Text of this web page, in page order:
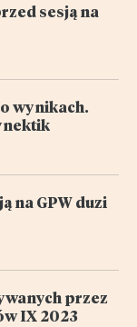
sesją na
wynikach.
na GPW duzi
przez
IX 2023